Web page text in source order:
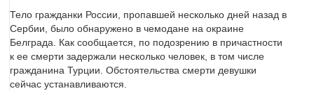
Тело гражданки России, пропавшей несколько дней назад в
Сербии, было обнаружено в чемодане на окраине
Белграда. Как сообщается, по подозрению в причастности
к ее смерти задержали несколько человек, в том числе
гражданина Турции. Обстоятельства смерти девушки
сейчас устанавливаются.